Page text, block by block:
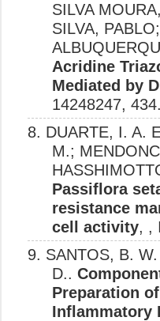
SILVA
SILVA,
Acridine
Mediated by
14248247,
8. DUARTE, I. A.
M.;
Passiflora
resistance
cell activity, ,
9. SANTOS, B.
D..
Preparation
Inflammatory